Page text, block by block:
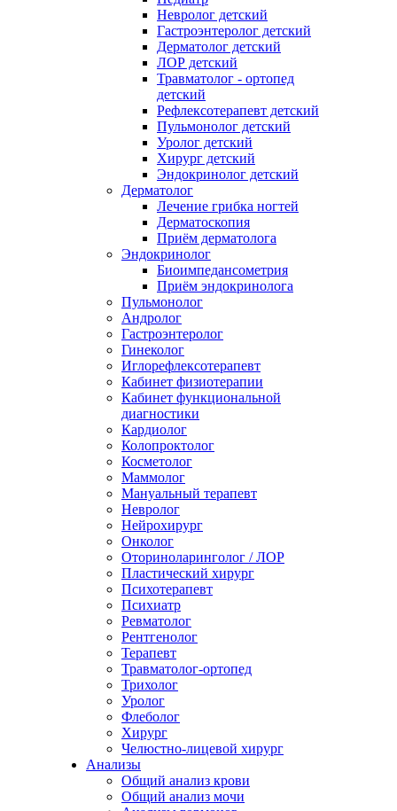
Невролог детский
Гастроэнтеролог детский
Дерматолог детский
ЛОР детский
Травматолог - ортопед
детский
Рефлексотерапевт детский
Пульмонолог детский
Уролог детский
Хирург детский
Эндокринолог детский
Дерматолог
Лечение грибка ногтей
Дерматоскопия
Приём дерматолога
Эндокринолог
Биоимпедансометрия
Приём эндокринолога
Пульмонолог
Андролог
Гастроэнтеролог
Гинеколог
Иглорефлексотерапевт
Кабинет физиотерапии
Кабинет функциональной
диагностики
Кардиолог
Колопроктолог
Косметолог
Маммолог
Мануальный терапевт
Невролог
Нейрохирург
Онколог
Оториноларинголог / ЛОР
Пластический хирург
Психотерапевт
Психиатр
Ревматолог
Рентгенолог
Терапевт
Травматолог-ортопед
Трихолог
Уролог
Флеболог
Хирург
Челюстно-лицевой хирург
Анализы
Общий анализ крови
Общий анализ мочи